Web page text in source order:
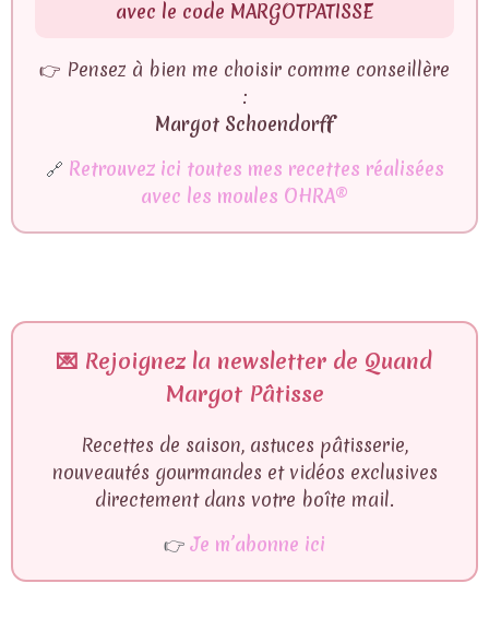
avec le code MARGOTPATISSE
👉 Pensez à bien me choisir comme conseillère
:
Margot Schoendorff
🔗 Retrouvez ici toutes mes recettes réalisées
avec les moules OHRA®
💌 Rejoignez la newsletter de Quand
Margot Pâtisse
Recettes de saison, astuces pâtisserie,
nouveautés gourmandes et vidéos exclusives
directement dans votre boîte mail.
👉Je m’abonne ici